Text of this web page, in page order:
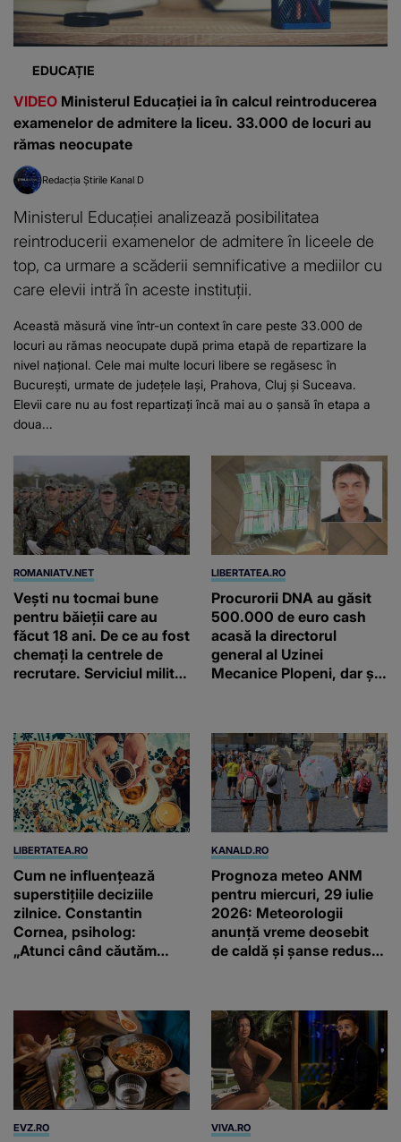
EDUCAȚIE
VIDEO Ministerul Educației ia în calcul reintroducerea
examenelor de admitere la liceu. 33.000 de locuri au
rămas neocupate
Redacția Știrile Kanal D
Ministerul Educației analizează posibilitatea
reintroducerii examenelor de admitere în liceele de
top, ca urmare a scăderii semnificative a mediilor cu
care elevii intră în aceste instituții.
Această măsură vine într-un context în care peste 33.000 de
locuri au rămas neocupate după prima etapă de repartizare la
nivel național. Cele mai multe locuri libere se regăsesc în
București, urmate de județele Iași, Prahova, Cluj și Suceava.
Elevii care nu au fost repartizați încă mai au o șansă în etapa a
doua...
ROMANIATV.NET
Vești nu tocmai bune
pentru băieții care au
făcut 18 ani. De ce au fost
chemați la centrele de
recrutare. Serviciul militar
LIBERTATEA.RO
Procurorii DNA au găsit
500.000 de euro cash
acasă la directorul
general al Uzinei
Mecanice Plopeni, dar și
LIBERTATEA.RO
Cum ne influențează
superstițiile deciziile
zilnice. Constantin
Cornea, psiholog:
„Atunci când căutăm
că dezvoltăm tulburări”
KANALD.RO
Prognoza meteo ANM
pentru miercuri, 29 iulie
2026: Meteorologii
anunță vreme deosebit
de caldă și șanse reduse
EVZ.RO VIVA.RO